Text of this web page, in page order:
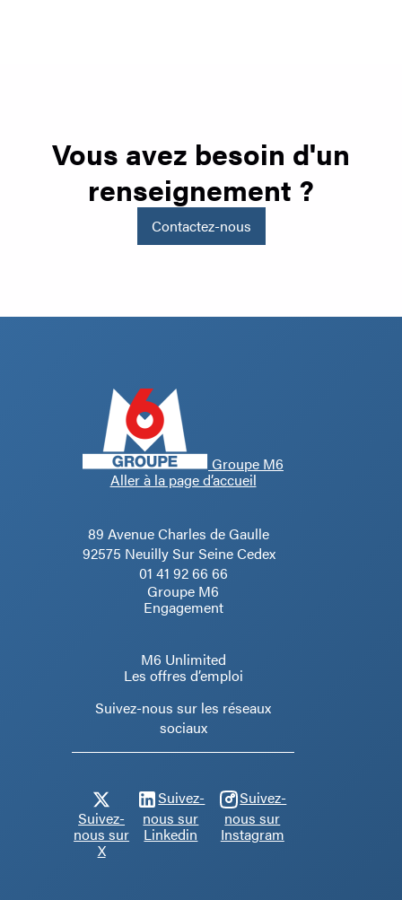
Vous avez besoin d'un
renseignement ?
Contactez-nous
Groupe M6
Aller à la page d’accueil
89 Avenue Charles de Gaulle
92575 Neuilly Sur Seine Cedex
01 41 92 66 66
Groupe M6
Engagement
M6 Unlimited
Les offres d’emploi
Suivez-nous sur les réseaux
sociaux
Suivez-
nous sur
X
Suivez-
nous sur
Linkedin
Suivez-
nous sur
Instagram